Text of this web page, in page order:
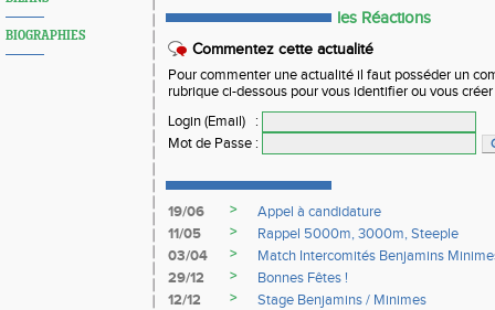
BIOGRAPHIES
les Réactions
Commentez cette actualité
Pour commenter une actualité il faut posséder un
rubrique ci-dessous pour vous identifier ou vous
Login (Email)
:
Mot de Passe :
19/06 >
Appel à candidature
11/05
>
Rappel 5000m, 3000m, Steeple
03/04
>
Match Intercomités Benjamins
29/12
>
Bonnes Fêtes !
12/12
>
Stage Benjamins / Minimes